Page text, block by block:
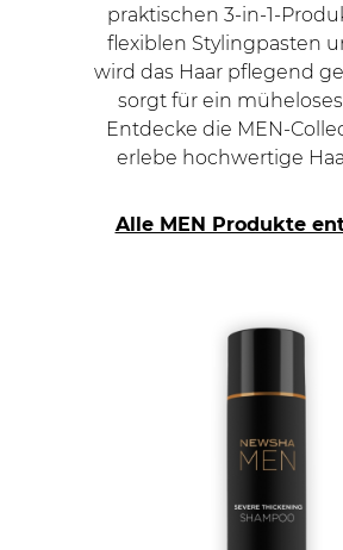
praktischen 3-in-1-
flexiblen Stylingpasten
wird das Haar pflegend
sorgt für ein
Entdecke die MEN-
erlebe hochwertige
Alle MEN Produkte